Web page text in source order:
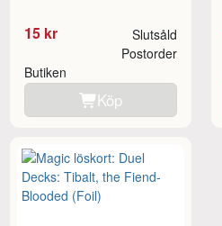
15 kr Slutsåld
Butiken
Postorder
Köp